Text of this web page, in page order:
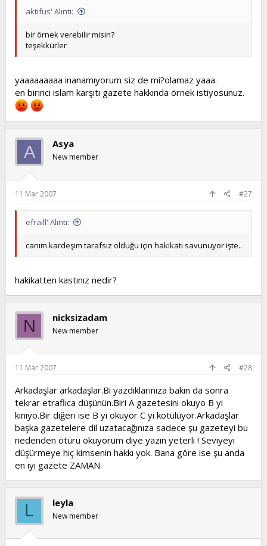
aktifus' Alıntı:
bir örnek verebilir misin?
teşekkürler
yaaaaaaaaa inanamıyorum siz de mi?olamaz yaaa.
en birinci islam karşıtı gazete hakkında örnek istiyosunuz.
A Asya
New member
11 Mar 2007 #27
efraill' Alıntı:
canım kardeşim tarafsız olduğu için hakikatı savunuyor işte..
hakikatten kastınız nedir?
N nicksizadam
New member
11 Mar 2007 #28
Arkadaşlar arkadaşlar.Bi yazdıklarınıza bakın da sonra
tekrar etraflıca düşünün.Biri A gazetesini okuyo B yi
kınıyo.Bir diğeri ise B yi okuyor C yi kötülüyor.Arkadaşlar
başka gazetelere dil uzatacağınıza sadece şu gazeteyi bu
nedenden ötürü okuyorum diye yazın yeterli ! Seviyeyi
düşürmeye hiç kimsenin hakkı yok. Bana göre ise şu anda
en iyi gazete ZAMAN.
L leyla
New member